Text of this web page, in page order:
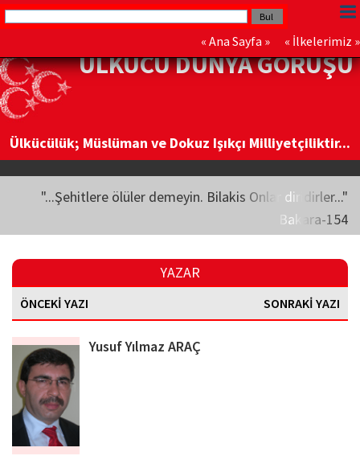
« Ana Sayfa » « İlkelerimiz »
ÜLKÜCÜ DÜNYA GÖRÜŞÜ
Ülkücülük; Müslüman ve Dokuz Işıkçı Milliyetçiliktir...
"...Şehitlere ölüler demeyin. Bilakis Onlar diridirler..."
Bakara-154
YAZAR
ÖNCEKİ YAZI SONRAKİ YAZI
Yusuf Yılmaz ARAÇ